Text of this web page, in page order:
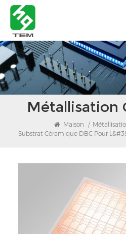
Métallisation
Maison /
Substrat Céramique DBC Pour